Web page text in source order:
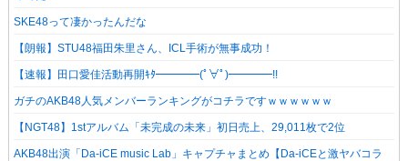
SKE48って凄かったんだな
【朗報】STU48福田朱里さん、ICL手術が無事成功！
【速報】田口愛佳活動再開ｷﾀ━━━━(ﾟ∀ﾟ)━━━━!!
ガチのAKB48人気メンバーランキングがコチラですｗｗｗｗｗｗ
【NGT48】1stアルバム「未完成の未来」初日売上、29,011枚で2位
AKB48出演「Da-iCE music Lab」キャプチャまとめ【Da-iCEと激ヤバコラ